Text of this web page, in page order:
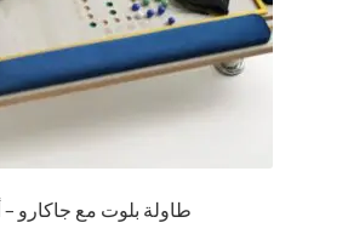
طاولة بلوت مع جاكارو